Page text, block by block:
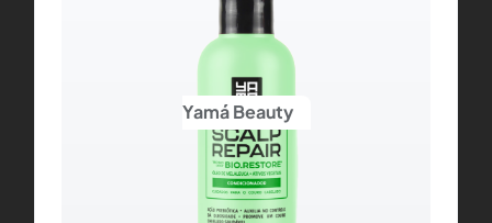
Yamá Beauty